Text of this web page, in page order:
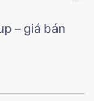
– giá bán